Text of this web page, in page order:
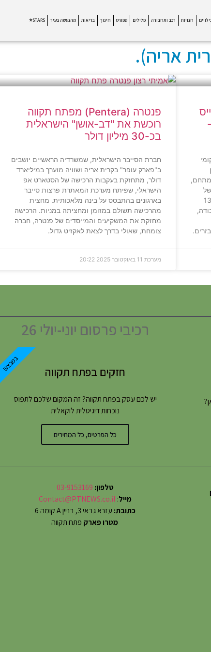
חנויות רכב ותחבורה פלילים ספורט חינוך בריאות מהנעשה בעיר STARS⭐
אריה).
של
כ-3,000 מ"ר בקומה ה-7 של הבניין החדש בן 13
עמדות עבודה,
פנטרה (Pentera) מפתח תקווה
רוכשת את "דב-אושן" הישראלית
בכ-30 מיליון דולר
חברת הסייבר הישראלית, שמשרדיה הראשיים יושבים
ב"פארק עופר" בקרית אריה ושוויה מוערך במיליארד
דולר, מתחזקת בעקבות הרכישה של הסטארט אפ
הישראלי, שפיתח מערכת המאתרת פרצות סייבר
בארגונים בהתבסס על בינה מלאכותית. מחצית
מהרכישה תשולם במזומן ומחציתה במניות. הרכישה
מחזקת את המשקיעים והמייסדים של פנטרה, חברה
צומחת, שאולי בדרך לצאת לאקזיט גדול.
מערכת 11 באוקטובר 2025 20:22
רכיבי פרסום יוני-יולי 26
חזקים בפתח תקווה
יש לכם עסק בפתח תקווה? זה המקום שלכם לתפוס
נוכחות דיגיטלית לוקאלית
כל הפרטים, כל המחירים
במבצע!
טלפון: 03-9153169
מייל:
Contact@PTNEWS.co.il
כתובת: עזרא גבאי 3, בניין A קומה 6
מטרו פארק פתח תקווה